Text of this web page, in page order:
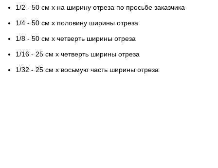
1/2 - 50 см х на ширину отреза по просьбе заказчика
1/4 - 50 см х половину ширины отреза
1/8 - 50 см х четверть ширины отреза
1/16 - 25 см х четверть ширины отреза
1/32 - 25 см х восьмую часть ширины отреза